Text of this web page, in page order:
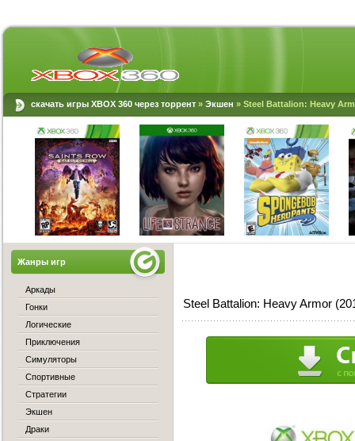
скачать игры XBOX 360 через торрент » Экшен » Steel Battalion: Heavy
Steel Battalion: Heavy Armor
Жанры игр
Аркады
Гонки
Логические
Приключения
Симуляторы
Спортивные
Стратегии
Экшен
Драки